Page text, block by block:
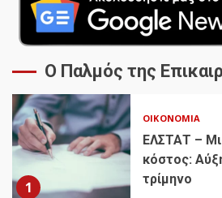
Ο Παλμός της
1
ΟΙΚΟΝΟΜΊΑ
ΕΛΣΤΑΤ –
κόστος:
τρίμηνο